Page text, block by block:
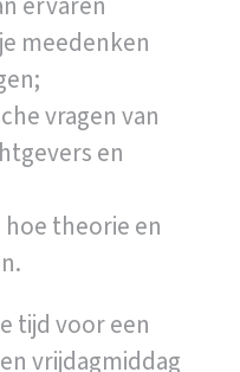
meedenken
vragen van
en
hoe theorie en
tijd voor een
vrijdagmiddag